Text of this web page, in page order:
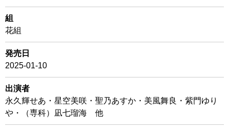
組
花組
発売日
2025-01-10
出演者
永久輝せあ・星空美咲・聖乃あすか・美風舞良・紫門ゆり
や・（専科）凪七瑠海 他